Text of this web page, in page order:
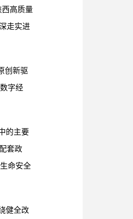
高质量
走实进
创新驱
字经
的主要
套政
命安全
健全改